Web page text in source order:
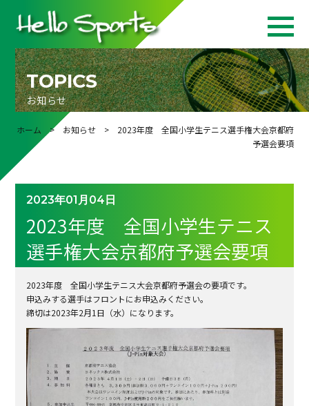
TOPICS
お知らせ
ホーム > お知らせ> 2023年度 全国小学生テニス選手権大会京都府
予選会要項
2023年01月04日
2023年度 全国小学生テニス
選手権大会京都府予選会要項
2023年度 全国小学生テニス大会京都府予選会の要項です。
申込みする選手はフロントにお申込みください。
締切は2023年2月1日（水）になります。